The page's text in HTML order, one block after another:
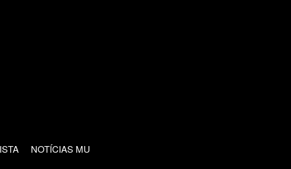
NOTÍCIAS MU